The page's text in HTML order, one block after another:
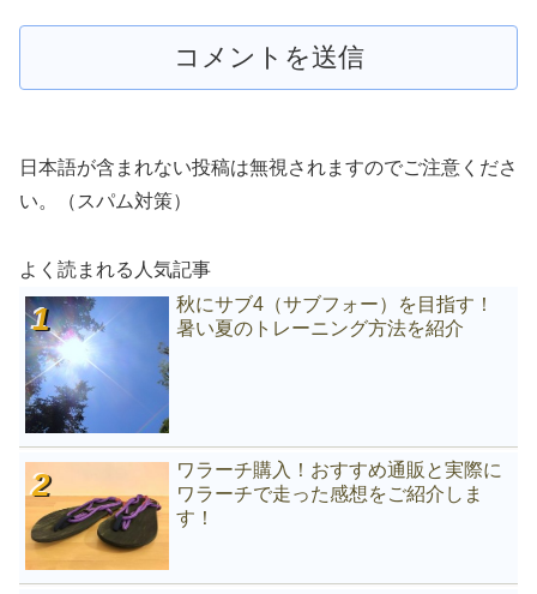
日本語が含まれない投稿は無視されますのでご注意くださ
い。（スパム対策）
よく読まれる人気記事
秋にサブ4（サブフォー）を目指す！
暑い夏のトレーニング方法を紹介
ワラーチ購入！おすすめ通販と実際に
ワラーチで走った感想をご紹介しま
す！